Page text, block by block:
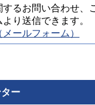
するお問い合わせ、
り送信できます。
ールフォーム）
ー